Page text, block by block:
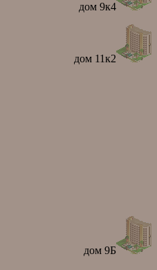
дом 9к4
дом 11к2
дом 9Б